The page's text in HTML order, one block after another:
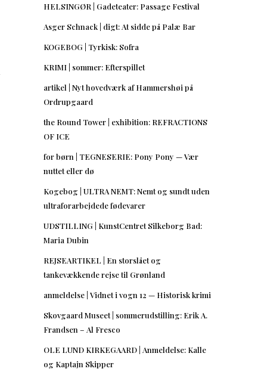
HELSINGØR | Gadeteater: Passage Festival
Asger Schnack | digt: At sidde på Palæ Bar
KOGEBOG | Tyrkisk: Sofra
KRIMI | sommer: Efterspillet
artikel | Nyt hovedværk af Hammershøi på
Ordrupgaard
the Round Tower | exhibition: REFRACTIONS
OF ICE
for børn | TEGNESERIE: Pony Pony — Vær
nuttet eller dø
Kogebog | ULTRA NEMT: Nemt og sundt uden
ultraforarbejdede fødevarer
UDSTILLING | KunstCentret Silkeborg Bad:
Maria Dubin
REJSEARTIKEL | En storslået og
tankevækkende rejse til Grønland
anmeldelse | Vidnet i vogn 12 — Historisk krimi
Skovgaard Museet | sommerudstilling: Erik A.
Frandsen – Al Fresco
OLE LUND KIRKEGAARD | Anmeldelse: Kalle
og Kaptajn Skipper